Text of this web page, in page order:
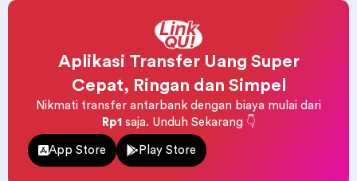
Aplikasi Transfer Uang Super
Cepat, Ringan dan Simpel
Nikmati transfer antarbank dengan biaya mulai dari
Rp1 saja. Unduh Sekarang 👇
App Store Play Store